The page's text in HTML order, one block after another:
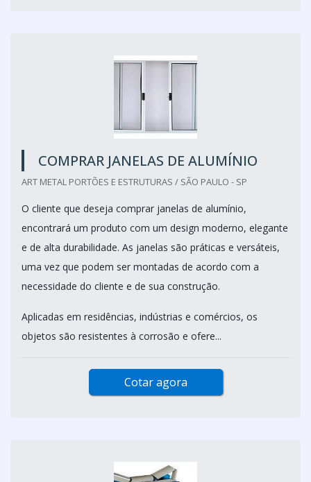
COMPRAR JANELAS DE ALUMÍNIO
ART METAL PORTÕES E ESTRUTURAS / SÃO PAULO - SP
O cliente que deseja comprar janelas de alumínio,
encontrará um produto com um design moderno, elegante
e de alta durabilidade. As janelas são práticas e versáteis,
uma vez que podem ser montadas de acordo com a
necessidade do cliente e de sua construção.
Aplicadas em residências, indústrias e comércios, os
objetos são resistentes à corrosão e ofere...
Cotar agora